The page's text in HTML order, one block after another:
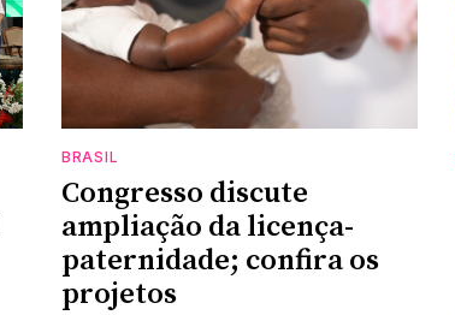
BRASIL
Congresso discute
ampliação da licença-
paternidade; confira os
projetos